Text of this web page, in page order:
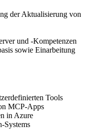
der Aktualisierung von
und -Kompetenzen
sowie Einarbeitung
Tools
MCP-Apps
in Azure
Systems